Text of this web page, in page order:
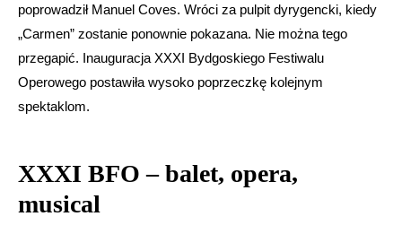
poprowadził Manuel Coves. Wróci za pulpit dyrygencki, kiedy
„Carmen” zostanie ponownie pokazana. Nie można tego
przegapić. Inauguracja XXXI Bydgoskiego Festiwalu
Operowego postawiła wysoko poprzeczkę kolejnym
spektaklom.
XXXI BFO – balet, opera,
musical